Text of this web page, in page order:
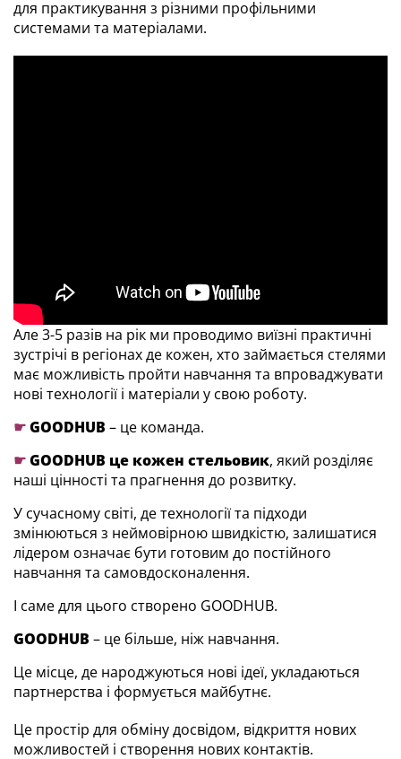
для практикування з різними профільними
системами та матеріалами.
Але 3-5 разів на рік ми проводимо виїзні практичні
зустрічі в регіонах де кожен, хто займається стелями
має можливість пройти навчання та впроваджувати
нові технології і матеріали у свою роботу.
☛GOODHUB – це команда.
☛GOODHUB це кожен стельовик, який розділяє
наші цінності та прагнення до розвитку.
У сучасному світі, де технології та підходи
змінюються з неймовірною швидкістю, залишатися
лідером означає бути готовим до постійного
навчання та самовдосконалення.
І саме для цього створено GOODHUB.
GOODHUB – це більше, ніж навчання.
Це місце, де народжуються нові ідеї, укладаються
партнерства і формується майбутнє.
Це простір для обміну досвідом, відкриття нових
можливостей і створення нових контактів.